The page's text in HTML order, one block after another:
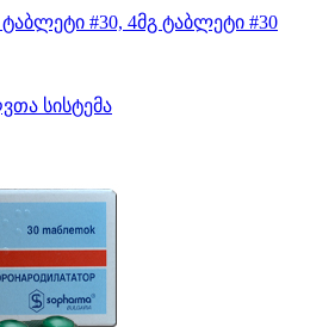
ტაბლეტი #30, 4მგ ტაბლეტი #30
სისტემა